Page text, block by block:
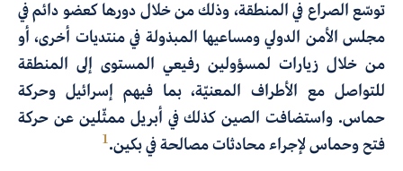
توسّع الصراع في المنطقة، وذلك من خلال دورها كعضو دائم في
مجلس الأمن الدولي ومساعيها المبذولة في منتديات أخرى، أو
من خلال زيارات لمسؤولين رفيعي المستوى إلى المنطقة
للتواصل مع الأطراف المعنيّة، بما فيهم إسرائيل وحركة
حماس. واستضافت الصين كذلك في أبريل ممثّلين عن حركة
فتح وحماس لإجراء محادثات مصالحة في بكين.1